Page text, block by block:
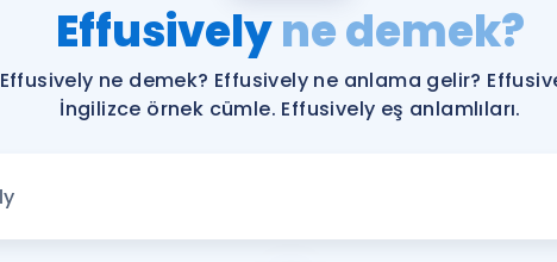
YDS ve YÖKDİL
YDS ve YÖKDİL'e
Tüm ÖSYM
Effusivelyne demek?
Effusively ne demek? Effusively ne anlama gelir?
İngilizce örnek cümle. Effusively eş anlamlıları.